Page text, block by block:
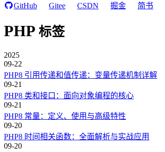
GitHub
Gitee CSDN 掘金 简书
PHP 标签
2025
09-22
PHP8 引用传递和值传递：变量传递机制详解
09-21
PHP8 类和接口：面向对象编程的核心
09-21
PHP8 常量：定义、使用与高级特性
09-20
PHP8 时间相关函数：全面解析与实战应用
09-20